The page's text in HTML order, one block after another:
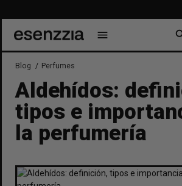
menu
Blog Perfumes
Aldehídos:
tipos e
la perfumería